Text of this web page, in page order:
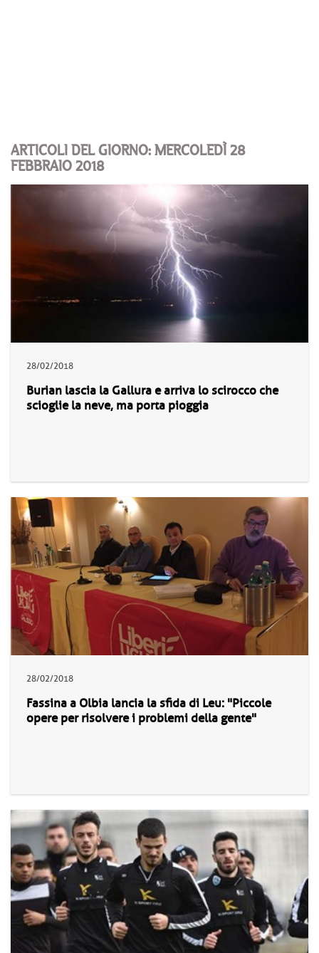
ARTICOLI DEL GIORNO: MERCOLEDÌ 28
FEBBRAIO 2018
28/02/2018
Burian lascia la Gallura e arriva lo scirocco che
scioglie la neve, ma porta pioggia
28/02/2018
Fassina a Olbia lancia la sfida di Leu: "Piccole
opere per risolvere i problemi della gente"